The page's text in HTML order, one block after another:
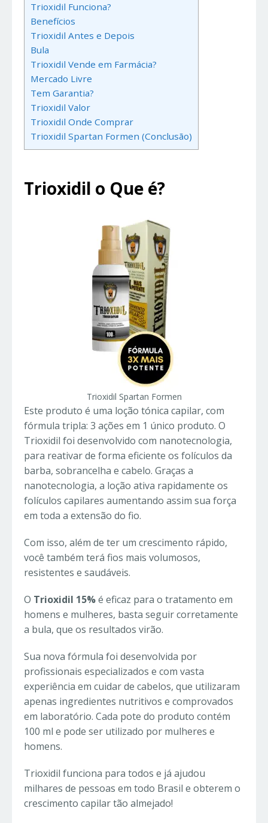
Trioxidil Funciona?
Benefícios
Trioxidil Antes e Depois
Bula
Trioxidil Vende em Farmácia?
Mercado Livre
Tem Garantia?
Trioxidil Valor
Trioxidil Onde Comprar
Trioxidil Spartan Formen (Conclusão)
Trioxidil o Que é?
Trioxidil Spartan Formen
Este produto é uma loção tónica capilar, com
fórmula tripla: 3 ações em 1 único produto. O
Trioxidil foi desenvolvido com nanotecnologia,
para reativar de forma eficiente os folículos da
barba, sobrancelha e cabelo. Graças a
nanotecnologia, a loção ativa rapidamente os
folículos capilares aumentando assim sua força
em toda a extensão do fio.
Com isso, além de ter um crescimento rápido,
você também terá fios mais volumosos,
resistentes e saudáveis.
O Trioxidil 15%é eficaz para o tratamento em
homens e mulheres, basta seguir corretamente
a bula, que os resultados virão.
Sua nova fórmula foi desenvolvida por
profissionais especializados e com vasta
experiência em cuidar de cabelos, que utilizaram
apenas ingredientes nutritivos e comprovados
em laboratório. Cada pote do produto contém
100 ml e pode ser utilizado por mulheres e
homens.
Trioxidil funciona para todos e já ajudou
milhares de pessoas em todo Brasil e obterem o
crescimento capilar tão almejado!